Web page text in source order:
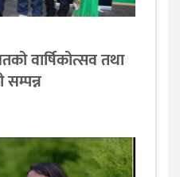
वार्षिकोत्सव तथा
सम्पन्न